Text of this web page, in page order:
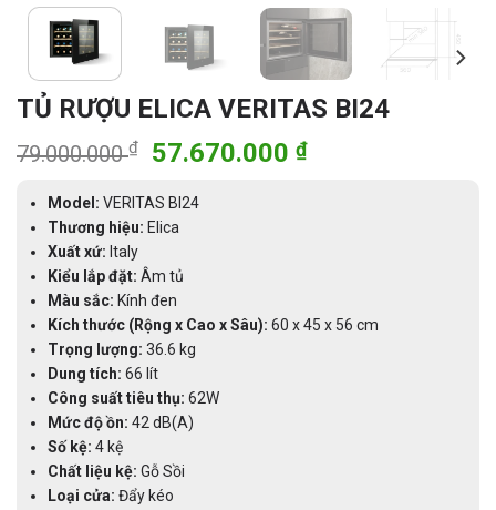
TỦ RƯỢU ELICA VERITAS BI24
79.000.000₫
Giá
là:
79.000.000 ₫.
57.670.000 ₫Giá
Model: VERITAS BI24
Thương hiệu: Elica
Xuất xứ: Italy
Kiểu lắp đặt: Âm tủ
Màu sắc: Kính đen
Kích thước (Rộng x Cao x Sâu): 60 x 45 x 56 cm
Trọng lượng: 36.6 kg
Dung tích: 66 lít
Công suất tiêu thụ: 62W
Mức độ ồn: 42 dB(A)
Số kệ: 4 kệ
Chất liệu kệ: Gỗ Sồi
Loại cửa: Đẩy kéo